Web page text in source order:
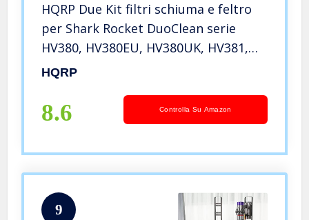
HQRP Due Kit filtri schiuma e feltro
per Shark Rocket DuoClean serie
HV380, HV380EU, HV380UK, HV381,
HV382, HV384 Aspirapolveri verticali
HQRP
8.6 Controlla Su Amazon
9